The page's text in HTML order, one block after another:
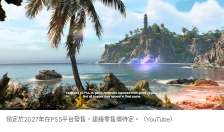
預定於2027年在PS5平台發售，建議零售價待定。（YouTube）